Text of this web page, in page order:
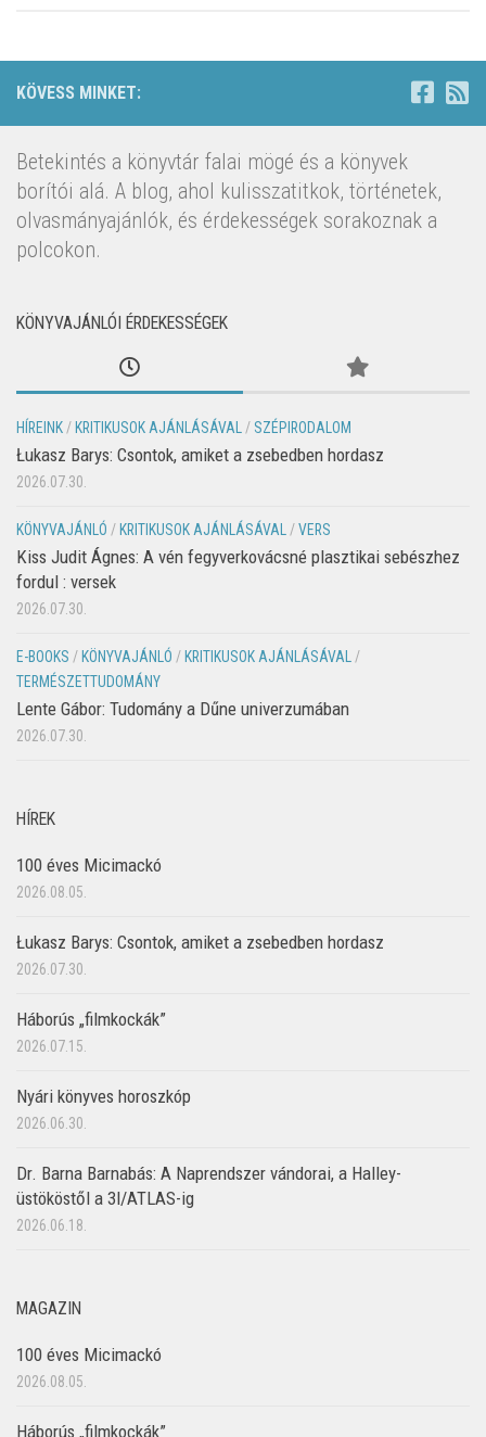
KÖVESS MINKET:
Betekintés a könyvtár falai mögé és a könyvek
borítói alá. A blog, ahol kulisszatitkok, történetek,
olvasmányajánlók, és érdekességek sorakoznak a
polcokon.
KÖNYVAJÁNLÓI ÉRDEKESSÉGEK
HÍREINK/ KRITIKUSOK AJÁNLÁSÁVAL/ SZÉPIRODALOM
Łukasz Barys: Csontok, amiket a zsebedben hordasz
2026.07.30.
KÖNYVAJÁNLÓ / KRITIKUSOK AJÁNLÁSÁVAL/VERS
Kiss Judit Ágnes: A vén fegyverkovácsné plasztikai sebészhez
fordul : versek
2026.07.30.
E-BOOKS / KÖNYVAJÁNLÓ / KRITIKUSOK AJÁNLÁSÁVAL/
TERMÉSZETTUDOMÁNY
Lente Gábor: Tudomány a Dűne univerzumában
2026.07.30.
HÍREK
100 éves Micimackó
2026.08.05.
Łukasz Barys: Csontok, amiket a zsebedben hordasz
2026.07.30.
Háborús „filmkockák”
2026.07.15.
Nyári könyves horoszkóp
2026.06.30.
Dr. Barna Barnabás: A Naprendszer vándorai, a Halley-
üstököstől a 3I/ATLAS-ig
2026.06.18.
MAGAZIN
100 éves Micimackó
2026.08.05.
Háborús „filmkockák”